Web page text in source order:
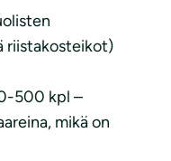
riistakosteikot)
500 kpl –
mikä on